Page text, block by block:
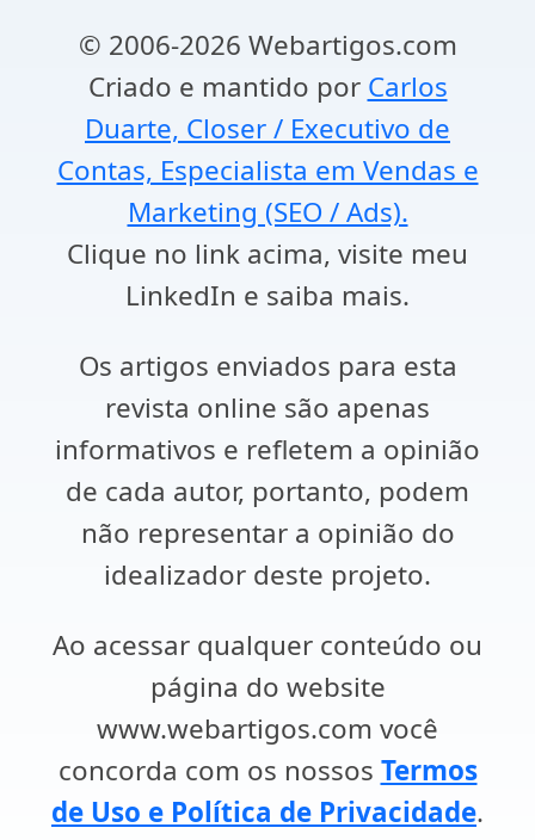
© 2006-2026 Webartigos.com
Criado e mantido por Carlos
Duarte, Closer / Executivo de
Contas, Especialista em Vendas e
Marketing (SEO / Ads).
Clique no link acima, visite meu
LinkedIn e saiba mais.
Os artigos enviados para esta
revista online são apenas
informativos e refletem a opinião
de cada autor, portanto, podem
não representar a opinião do
idealizador deste projeto.
Ao acessar qualquer conteúdo ou
página do website
www.webartigos.com você
concorda com os nossos Termos
de Uso e Política de Privacidade.